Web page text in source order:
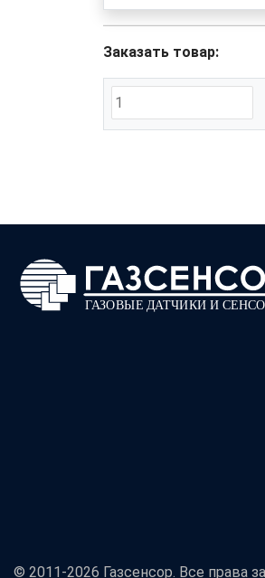
Заказать товар:
© 2011-2026 Газсенсор. Все права